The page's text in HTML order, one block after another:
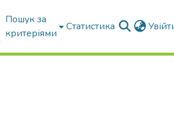
Пошук за
критеріями
Статистика